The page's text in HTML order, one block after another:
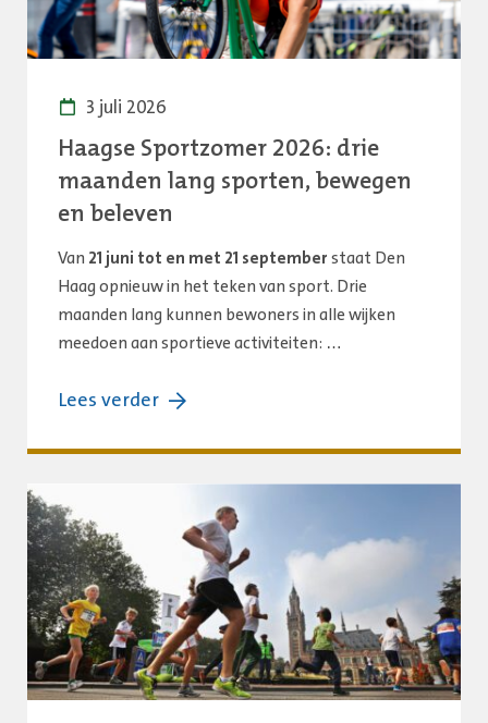
3 juli 2026
Haagse Sportzomer 2026: drie
maanden lang sporten, bewegen
en beleven
Van 21 juni tot en met 21 september staat Den
Haag opnieuw in het teken van sport. Drie
maanden lang kunnen bewoners in alle wijken
meedoen aan sportieve activiteiten: …
Lees verder over:
Sportzomer
drie
maanden
lang
sporten,
bewegen
en